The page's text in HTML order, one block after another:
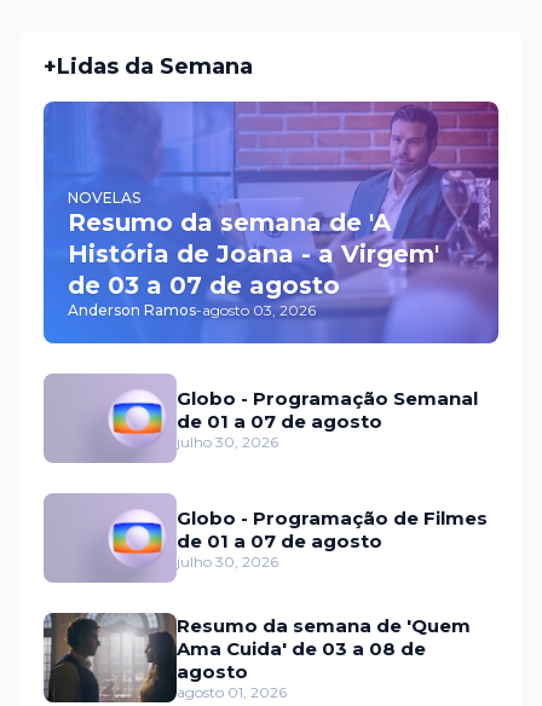
+Lidas da Semana
NOVELAS
Resumo da semana de 'A
História de Joana - a Virgem'
de 03 a 07 de agosto
Anderson Ramos-agosto 03, 2026
Globo - Programação Semanal
de 01 a 07 de agosto
julho 30, 2026
Globo - Programação de Filmes
de 01 a 07 de agosto
julho 30, 2026
Resumo da semana de 'Quem
Ama Cuida' de 03 a 08 de
agosto
agosto 01, 2026